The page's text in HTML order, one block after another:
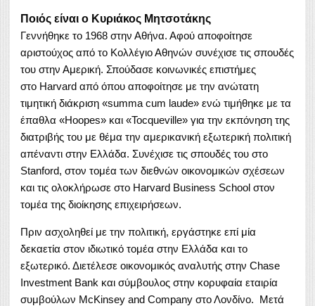
Ποιός είναι ο Κυριάκος Μητσοτάκης
Γεννήθηκε το 1968 στην Αθήνα. Αφού αποφοίτησε
αριστούχος από το Κολλέγιο Αθηνών συνέχισε τις σπουδές
του στην Αμερική. Σπούδασε κοινωνικές επιστήμες
στο Harvard από όπου αποφοίτησε με την ανώτατη
τιμητική διάκριση «summa cum laude» ενώ τιμήθηκε με τα
έπαθλα «Hoopes» και «Tocqueville» για την εκπόνηση της
διατριβής του με θέμα την αμερικανική εξωτερική πολιτική
απέναντι στην Ελλάδα. Συνέχισε τις σπουδές του στο
Stanford, στον τομέα των διεθνών οικονομικών σχέσεων
και τις ολοκλήρωσε στο Harvard Business School στον
τομέα της διοίκησης επιχειρήσεων.
Πριν ασχοληθεί με την πολιτική, εργάστηκε επί μία
δεκαετία στον ιδιωτικό τομέα στην Ελλάδα και το
εξωτερικό. Διετέλεσε οικονομικός αναλυτής στην Chase
Investment Bank και σύμβουλος στην κορυφαία εταιρία
συμβούλων McKinsey and Company στο Λονδίνο. Μετά